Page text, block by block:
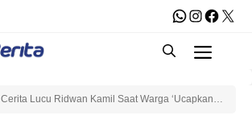
WhatsApp
X
Cerita Lucu Ridwan Kamil Saat Warga ‘Ucapkan